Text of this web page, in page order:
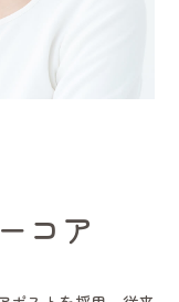
コア